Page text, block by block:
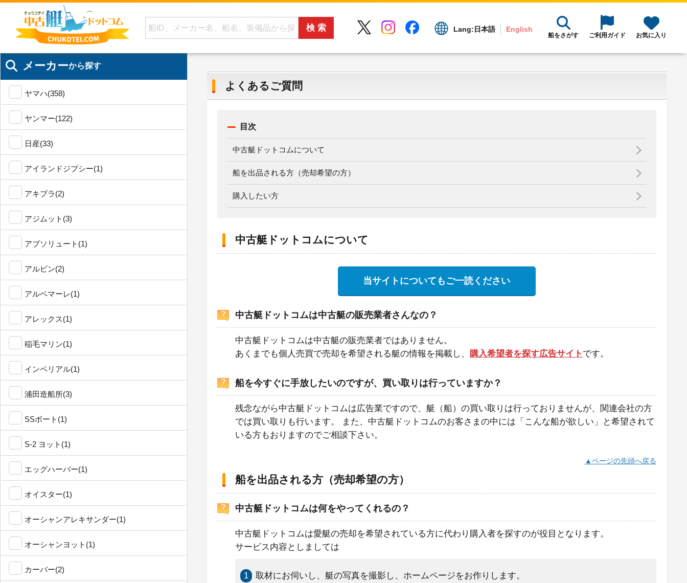
Lang: 日本語 English
船をさがす ご利用ガイド お気に入り
メーカーから探す
ヤマハ(358)
ヤンマー(122)
日産(33)
アイランドジプシー(1)
アキプラ(2)
アジムット(3)
アブソリュート(1)
アルビン(2)
アルベマーレ(1)
アレックス(1)
稲毛マリン(1)
インペリアル(1)
浦田造船所(3)
SSボート(1)
S-2 ヨット(1)
エッグハーバー(1)
オイスター(1)
オーシャンアレキサンダー(1)
オーシャンヨット(1)
カーバー(2)
よくあるご質問
目次
中古艇ドットコムについて
船を出品される方（売却希望の方）
購入したい方
中古艇ドットコムについて
当サイトについてもご一読ください
中古艇ドットコムは中古艇の販売業者さんなの？
中古艇ドットコムは中古艇の販売業者ではありません。
あくまでも個人売買で売却を希望される艇の情報を掲載し、 購入希望者を探す広告サイト です。
船を今すぐに手放したいのですが、買い取りは行っていますか？
残念ながら中古艇ドットコムは広告業ですので、艇（船）の買い取りは行っておりませんが、関連会社の方
では買い取りも行います。 また、中古艇ドットコムのお客さまの中には「こんな船が欲しい」と希望されて
いる方もおりますのでご相談下さい。
▲ページの先頭へ戻る
船を出品される方（売却希望の方）
中古艇ドットコムは何をやってくれるの？
中古艇ドットコムは愛艇の売却を希望されている方に代わり購入者を探すのが役目となります。
サービス内容としましては
1
取材にお伺いし、艇の写真を撮影し、ホームページをお作りします。